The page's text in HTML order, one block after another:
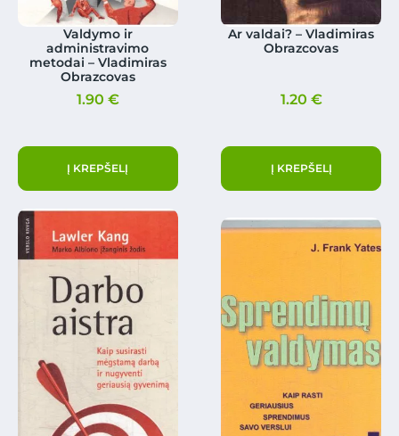
Valdymo ir
administravimo
metodai – Vladimiras
Obrazcovas
1.90 €
Į KREPŠELĮ
Ar valdai? – Vladimiras
Obrazcovas
1.20 €
Į KREPŠELĮ